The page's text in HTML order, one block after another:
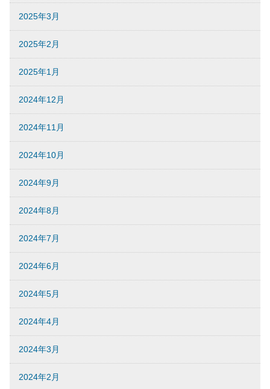
2025年3月
2025年2月
2025年1月
2024年12月
2024年11月
2024年10月
2024年9月
2024年8月
2024年7月
2024年6月
2024年5月
2024年4月
2024年3月
2024年2月